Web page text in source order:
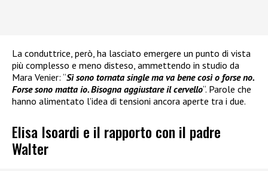
La conduttrice, però, ha lasciato emergere un punto di vista
più complesso e meno disteso, ammettendo in studio da
Mara Venier: “Sì sono tornata single ma va bene così o forse no.
Forse sono matta io. Bisogna aggiustare il cervello“. Parole che
hanno alimentato l’idea di tensioni ancora aperte tra i due.
Elisa Isoardi e il rapporto con il padre
Walter